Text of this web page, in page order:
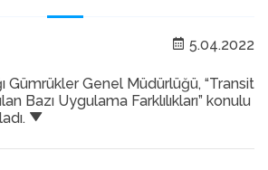
5.04.2022
Gümrükler Genel Müdürlüğü, “Transit
Bazı Uygulama Farklılıkları” konulu